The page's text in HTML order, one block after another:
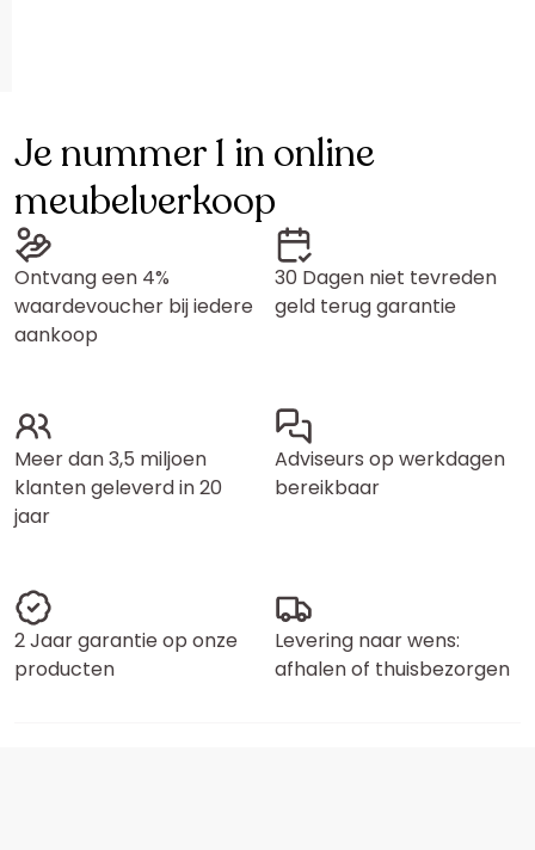
Je nummer 1 in online
meubelverkoop
Ontvang een 4%
waardevoucher bij iedere
aankoop
30 Dagen niet tevreden
geld terug garantie
Meer dan 3,5 miljoen
klanten geleverd in 20
jaar
Adviseurs op werkdagen
bereikbaar
2 Jaar garantie op onze
producten
Levering naar wens:
afhalen of thuisbezorgen